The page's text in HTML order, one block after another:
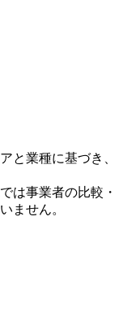
と業種に基づき、
は事業者の比較・
ません。